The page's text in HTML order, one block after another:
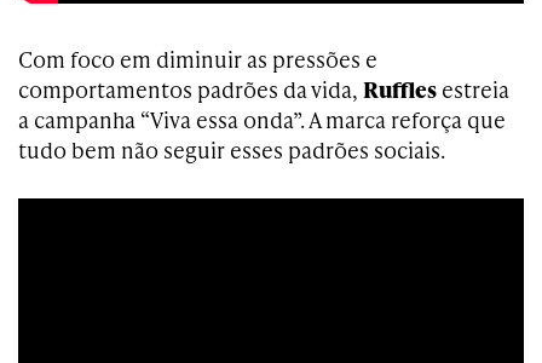
Com foco em diminuir as pressões e
comportamentos padrões da vida, Ruffles estreia
a campanha “Viva essa onda”. A marca reforça que
tudo bem não seguir esses padrões sociais.